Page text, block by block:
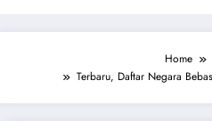
Home
Terbaru, Daftar Negara